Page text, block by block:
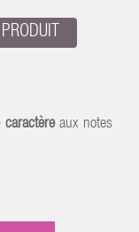
caractèreaux notes